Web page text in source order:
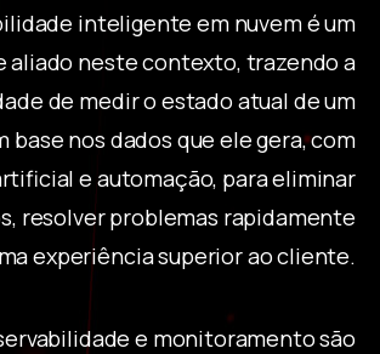
inteligente em nuvem é um
aliado neste contexto, trazendo a
de medir o estado atual de um
base nos dados que ele gera, com
e automação, para eliminar
resolver problemas rapidamente
experiência superior ao cliente.
e monitoramento são